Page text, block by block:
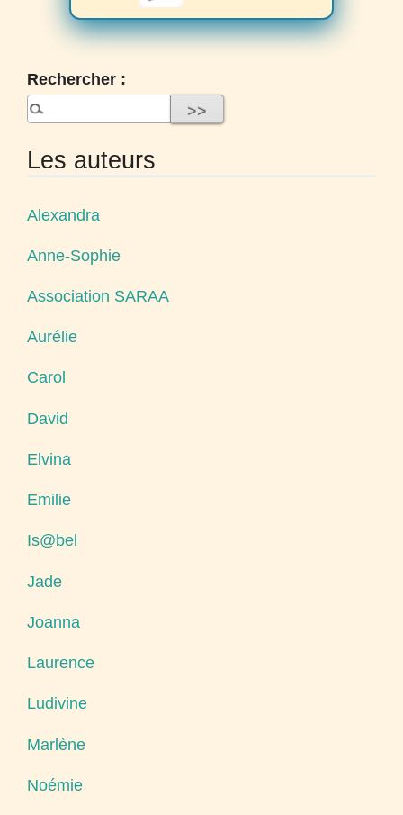
Rechercher :
Les auteurs
Alexandra
Anne-Sophie
Association SARAA
Aurélie
Carol
David
Elvina
Emilie
Is@bel
Jade
Joanna
Laurence
Ludivine
Marlène
Noémie